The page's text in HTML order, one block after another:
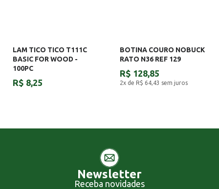
LAM TICO TICO T111C
BASIC FOR WOOD -
100PC
R$ 8,25
BOTINA COURO NOBUCK
RATO N36 REF 129
R$ 128,85
2x de R$ 64,43 sem juros
Newsletter
Receba novidades